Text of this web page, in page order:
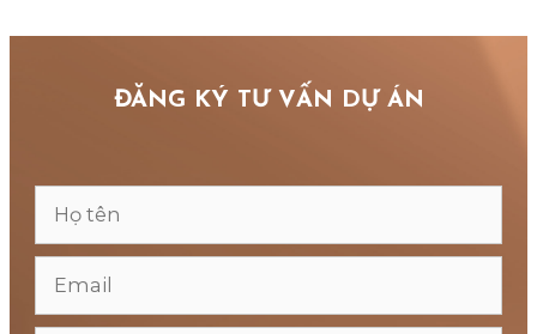
ĐĂNG KÝ TƯ VẤN DỰ ÁN